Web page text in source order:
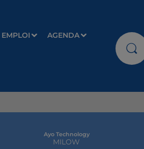
EMPLOI AGENDA
Ayo Technology
MILOW